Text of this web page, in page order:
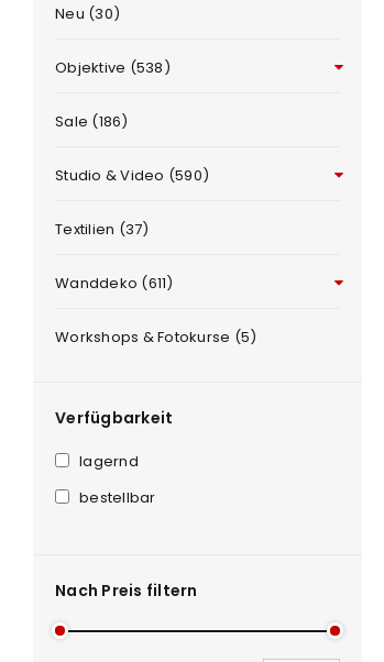
Passwort
Neu (30)
Objektive (538)
Sale (186)
Studio & Video (590)
Textilien (37)
Wanddeko (611)
Workshops & Fotokurse (5)
Verfügbarkeit
lagernd
bestellbar
Nach Preis filtern